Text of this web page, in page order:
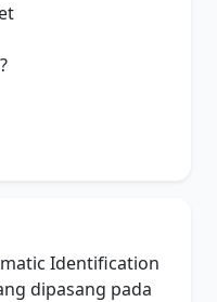
Identification
dipasang pada